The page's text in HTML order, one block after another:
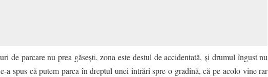
parcare nu prea găsești, zona este destul de accidentată, și drumul îngust nu
spus că putem parca în dreptul unei intrări spre o gradină, că pe acolo vine rar